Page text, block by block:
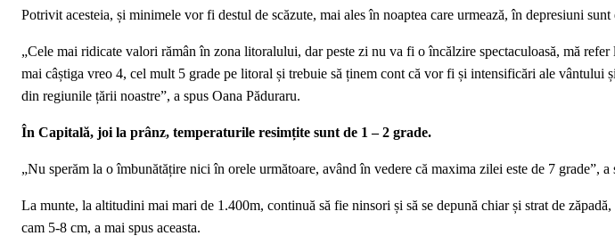
Potrivit acesteia, și minimele vor fi destul de scăzute, mai ales în noaptea care urmează, în depresiuni sunt
„Cele mai ridicate valori rămân în zona litoralului, dar peste zi nu va fi o încălzire spectaculoasă, mă
mai câștiga vreo 4, cel mult 5 grade pe litoral și trebuie să ținem cont că vor fi și intensificări ale vântului
din regiunile țării noastre”, a spus Oana Păduraru.
În Capitală, joi la prânz, temperaturile resimțite sunt de 1 – 2 grade.
„Nu sperăm la o îmbunătățire nici în orele următoare, având în vedere că maxima zilei este de 7 grade”,
La munte, la altitudini mai mari de 1.400m, continuă să fie ninsori și să se depună chiar și strat de
cam 5-8 cm, a mai spus aceasta.